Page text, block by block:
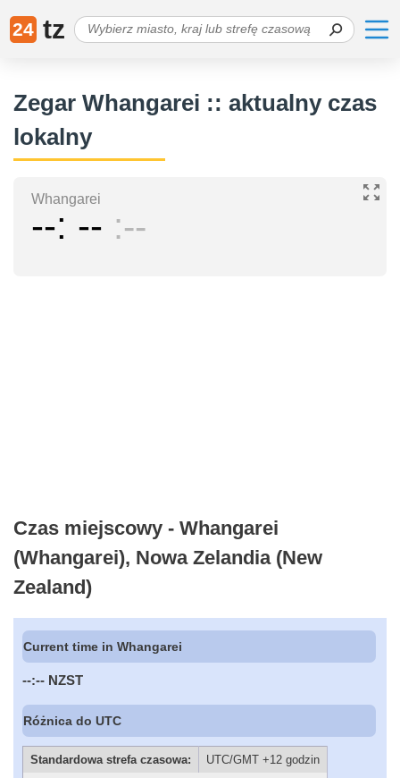
24 tz
Zegar Whangarei :: aktualny czas
lokalny
Whangarei
-- -- --
Czas miejscowy - Whangarei
(Whangarei), Nowa Zelandia (New
Zealand)
Current time in Whangarei
--:-- NZST
Różnica do UTC
Standardowa strefa czasowa:
UTC/GMT +12 godzin